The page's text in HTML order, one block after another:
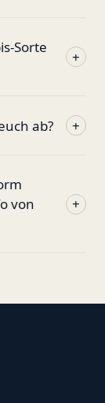
Sorte
+
ab? +
von
+